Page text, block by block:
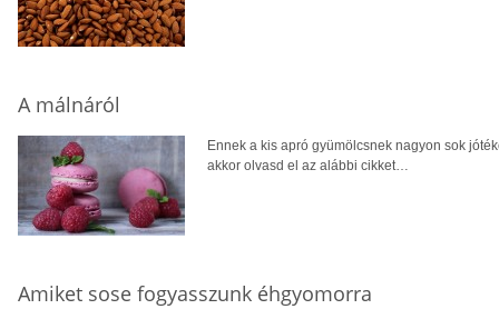
A málnáról
Ennek a kis apró gyümölcsnek nagyon sok
akkor olvasd el az alábbi cikket…
Amiket sose fogyasszunk éhgyomorra